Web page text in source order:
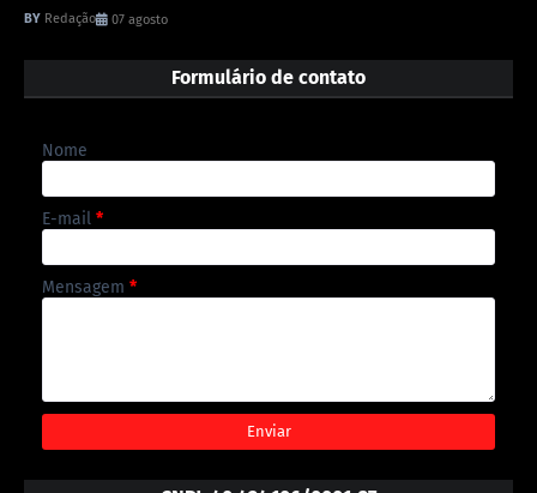
Redação 07 agosto
Formulário de contato
Nome
E-mail *
Mensagem *